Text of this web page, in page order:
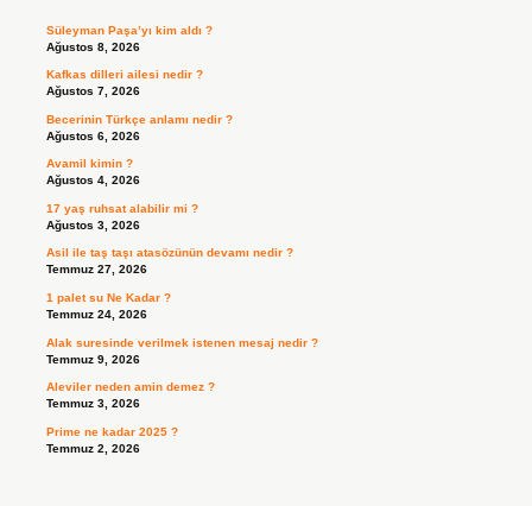
Süleyman Paşa’yı kim aldı ?
Ağustos 8, 2026
Kafkas dilleri ailesi nedir ?
Ağustos 7, 2026
Becerinin Türkçe anlamı nedir ?
Ağustos 6, 2026
Avamil kimin ?
Ağustos 4, 2026
17 yaş ruhsat alabilir mi ?
Ağustos 3, 2026
Asil ile taş taşı atasözünün devamı nedir ?
Temmuz 27, 2026
1 palet su Ne Kadar ?
Temmuz 24, 2026
Alak suresinde verilmek istenen mesaj nedir ?
Temmuz 9, 2026
Aleviler neden amin demez ?
Temmuz 3, 2026
Prime ne kadar 2025 ?
Temmuz 2, 2026